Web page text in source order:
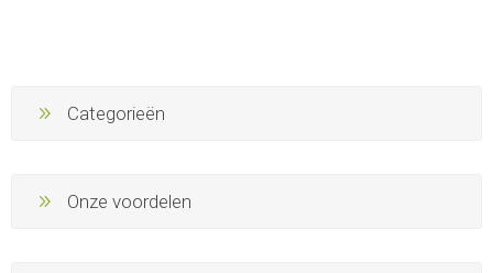
Categorieën
Onze voordelen